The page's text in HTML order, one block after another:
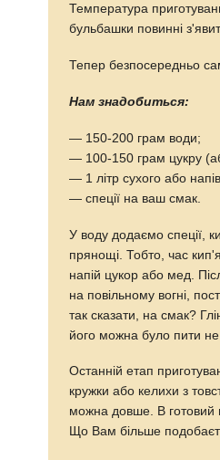
Температура
бульбашки повинні
Тепер безпосередньо
Нам знадобиться:
— 150-200 грам води;
— 100-150 грам цукру
— 1 літр сухого або
— спеції на ваш смак.
У воду додаємо спеції,
прянощі. Тобто, час
напій цукор або мед.
на повільному вогні,
так сказати, на смак?
його можна було пити не
Останній етап
кружки або келихи з
можна довше. В готовий
Що Вам більше